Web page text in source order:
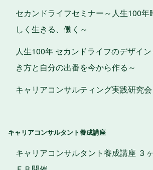
セカンドライフセミナー～人生100年
しく生きる、働く～
人生100年 セカンドライフのデザイ
き方と自分の出番を今から作る～
キャリアコンサルティング実践研究会
キャリアコンサルタント養成講座
キャリアコンサルタント養成講座 ３